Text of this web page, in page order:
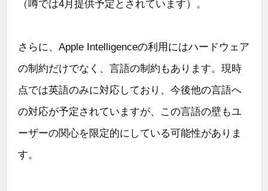
（噂では4月提供予定とされています）。
さらに、Apple Intelligenceの利用にはハードウェア
の制約だけでなく、言語の制約もあります。現時
点では英語のみに対応しており、今後他の言語へ
の対応が予定されていますが、この言語の壁もユ
ーザーの関心を限定的にしている可能性がありま
す。